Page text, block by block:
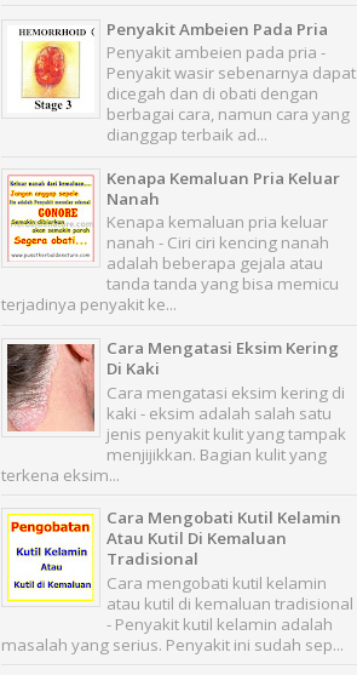
Penyakit Ambeien Pada Pria
Penyakit ambeien pada pria -
Penyakit wasir sebenarnya dapat
dicegah dan di obati dengan
berbagai cara, namun cara yang
dianggap terbaik ad...
Kenapa Kemaluan Pria Keluar
Nanah
Kenapa kemaluan pria keluar
nanah - Ciri ciri kencing nanah
adalah beberapa gejala atau
tanda tanda yang bisa memicu
terjadinya penyakit ke...
Cara Mengatasi Eksim Kering
Di Kaki
Cara mengatasi eksim kering di
kaki - eksim adalah salah satu
jenis penyakit kulit yang tampak
menjijikkan. Bagian kulit yang
terkena eksim...
Cara Mengobati Kutil Kelamin
Atau Kutil Di Kemaluan
Tradisional
Cara mengobati kutil kelamin
atau kutil di kemaluan tradisional
- Penyakit kutil kelamin adalah
masalah yang serius. Penyakit ini sudah sep...